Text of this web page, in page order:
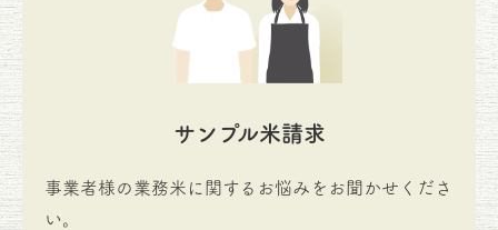
サンプル米請求
事業者様の業務米に関するお悩みをお聞かせくださ
い。